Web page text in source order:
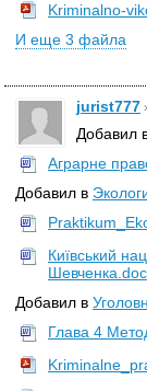
Kriminalno-
И еще 3 файла
jurist777
Добавил
Аграрне
Добавил в
Київський
Шевченка.doc
Добавил в
Глава 4